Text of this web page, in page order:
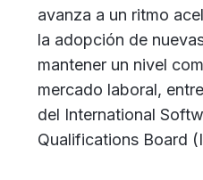
avanza a un ritmo
la adopción de
mantener un nivel
mercado laboral,
del International
Qualifications Board